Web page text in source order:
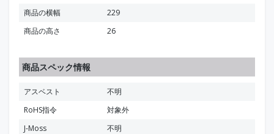
商品の横幅
229
商品の高さ
26
商品スペック情報
アスベスト
不明
RoHS指令
対象外
J-Moss
不明